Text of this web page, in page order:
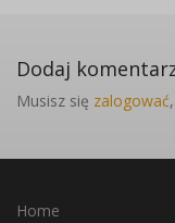
Dodaj
Musisz się zalogować
Home